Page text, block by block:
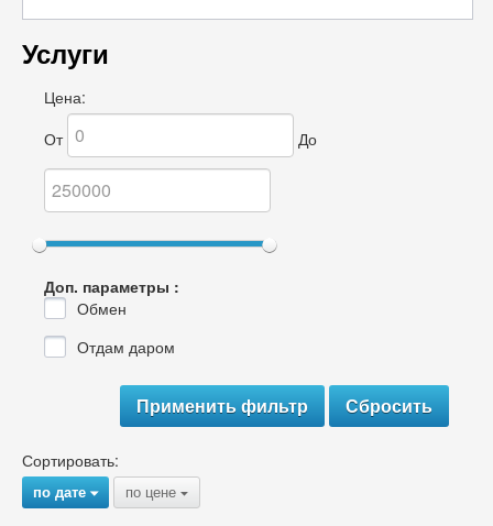
Услуги
Цена:
От
До
Доп. параметры :
Обмен
Отдам даром
Сортировать:
по дате{ по цене {